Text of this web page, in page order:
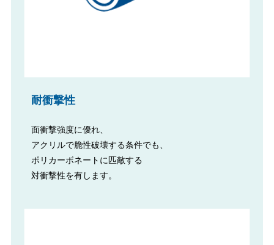
耐衝撃性
面衝撃強度に優れ、
アクリルで脆性破壊する条件でも、
ポリカーボネートに匹敵する
対衝撃性を有します。